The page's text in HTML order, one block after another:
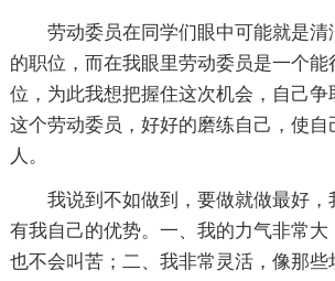
劳动委员在同学们眼中可能就是清
的职位，而在我眼里劳动委员是一个
位，为此我想把握住这次机会，自己
这个劳动委员，好好的磨练自己，使自
人。
我说到不如做到，要做就做最好，
有我自己的优势。一、我的力气非常
也不会叫苦；二、我非常灵活，像那